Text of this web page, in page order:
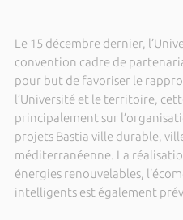
Le 15 décembre dernier,
convention cadre de
pour but de favoriser le
l’Université et le territoire,
principalement sur
projets Bastia ville durable,
méditerranéenne. La
énergies renouvelables,
intelligents est également